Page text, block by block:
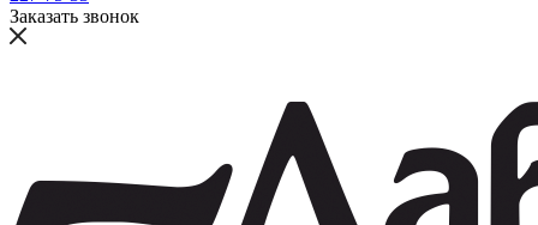
Заказать звонок